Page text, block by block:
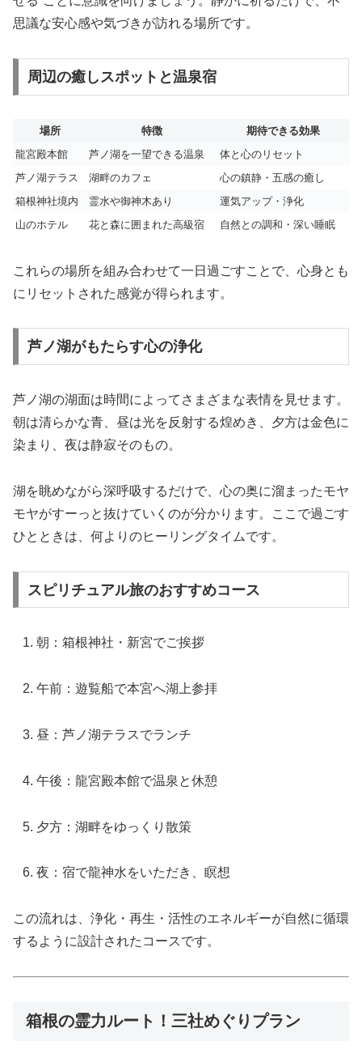
思議な安心感や気づきが訪れる場所です。
周辺の癒しスポットと温泉宿
場所 特徴
期待できる効果
龍宮殿本館
芦ノ湖を一望できる温泉
体と心のリセット
芦ノ湖テラス
湖畔のカフェ
心の鎮静・五感の癒し
箱根神社境内
霊水や御神木あり
運気アップ・浄化
山のホテル
花と森に囲まれた高級宿 自然との調和・深い睡眠
これらの場所を組み合わせて一日過ごすことで、心身とも
にリセットされた感覚が得られます。
芦ノ湖がもたらす心の浄化
芦ノ湖の湖面は時間によってさまざまな表情を見せます。
朝は清らかな青、昼は光を反射する煌めき、夕方は金色に
染まり、夜は静寂そのもの。
湖を眺めながら深呼吸するだけで、心の奥に溜まったモヤ
モヤがすーっと抜けていくのが分かります。ここで過ごす
ひとときは、何よりのヒーリングタイムです。
スピリチュアル旅のおすすめコース
朝：箱根神社・新宮でご挨拶
午前：遊覧船で本宮へ湖上参拝
昼：芦ノ湖テラスでランチ
午後：龍宮殿本館で温泉と休憩
夕方：湖畔をゆっくり散策
夜：宿で龍神水をいただき、瞑想
この流れは、浄化・再生・活性のエネルギーが自然に循環
するように設計されたコースです。
箱根の霊力ルート！三社めぐりプラン